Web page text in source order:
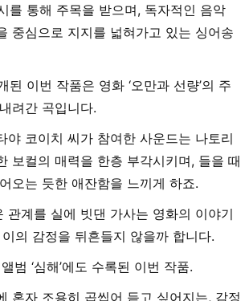
를 통해 주목을 받으며, 독자적인 음악
중심으로 지지를 넓혀가고 있는 싱어송
이번 작품은 영화 ‘오만과 선량’의 주
려간 곡입니다.
야 코이치 씨가 참여한 사운드는 나토리
보컬의 매력을 한층 부각시키며, 들을 때
오는 듯한 애잔함을 느끼게 하죠.
관계를 실에 빗댄 가사는 영화의 이야기
의 감정을 뒤흔들지 않을까 합니다.
범 ‘심해’에도 수록된 이번 작품.
혼자 조용히 곱씹어 듣고 싶어지는, 감정